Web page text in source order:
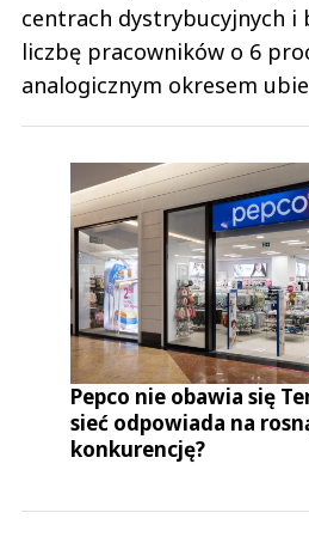
centrach dystrybucyjnych i
liczbę pracowników o 6
analogicznym okresem
Pepco nie obawia się
sieć odpowiada na
konkurencję?